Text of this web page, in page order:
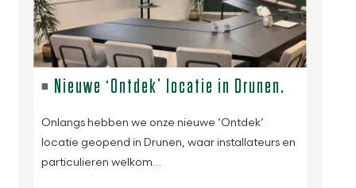
Nieuwe ‘Ontdek’ locatie in Drunen.
Onlangs hebben we onze nieuwe ‘Ontdek’
locatie geopend in Drunen, waar installateurs en
particulieren welkom…